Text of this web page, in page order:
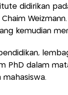
didirikan
kemudian
PhD dalam